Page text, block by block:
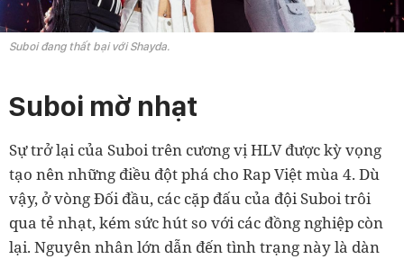
Suboi đang thất bại với Shayda.
Suboi mờ nhạt
Sự trở lại của Suboi trên cương vị HLV được kỳ vọng
tạo nên những điều đột phá cho Rap Việt mùa 4. Dù
vậy, ở vòng Đối đầu, các cặp đấu của đội Suboi trôi
qua tẻ nhạt, kém sức hút so với các đồng nghiệp còn
lại. Nguyên nhân lớn dẫn đến tình trạng này là dàn